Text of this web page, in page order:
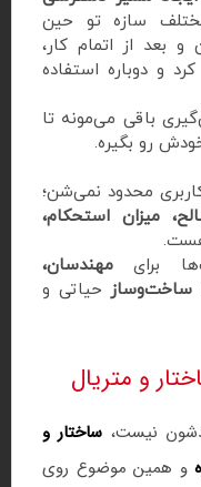
سازه تو حین
بعد از اتمام کار،
و دوباره استفاده
باقی می‌مونه تا
رو بگیره.
محدود نمی‌شن؛
میزان استحکام،
برای مهندسان،
ساخت‌وساز حیاتی و
و متریال
نیست، ساختار و
و همین موضوع روی